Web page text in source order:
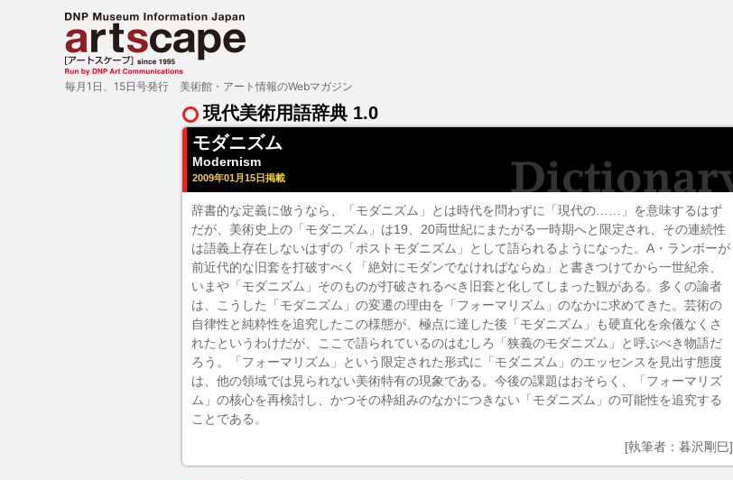
現代美術用語辞典 1.0
モダニズム
Modernism
2009年01月15日掲載
辞書的な定義に倣うなら、「モダニズム」とは時代を問わずに「現代の……」を意味するはず
だが、美術史上の「モダニズム」は19、20両世紀にまたがる一時期へと限定され、その連続性
は語義上存在しないはずの「ポストモダニズム」として語られるようになった。A・ランボーが
前近代的な旧套を打破すべく「絶対にモダンでなければならぬ」と書きつけてから一世紀余、
いまや「モダニズム」そのものが打破されるべき旧套と化してしまった観がある。多くの論者
は、こうした「モダニズム」の変遷の理由を「フォーマリズム」のなかに求めてきた。芸術の
自律性と純粋性を追究したこの様態が、極点に達した後「モダニズム」も硬直化を余儀なくさ
れたというわけだが、ここで語られているのはむしろ「狭義のモダニズム」と呼ぶべき物語だ
ろう。「フォーマリズム」という限定された形式に「モダニズム」のエッセンスを見出す態度
は、他の領域では見られない美術特有の現象である。今後の課題はおそらく、「フォーマリズ
ム」の核心を再検討し、かつその枠組みのなかにつきない「モダニズム」の可能性を追究する
ことである。
[執筆者：暮沢剛巳]
毎月1日、15日号発行 美術館・アート情報のWebマガジン